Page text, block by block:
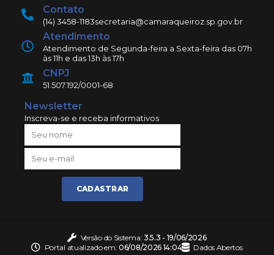
Contato
(14) 3458-1183secretaria@camaraqueiroz.sp.gov.br
Atendimento
Atendimento de Segunda-feira a Sexta-feira das 07h
às 11h e das 13h às 17h
CNPJ
51.507.192/0001-68
Newsletter
Inscreva-se e receba informativos
CADASTRAR
Versão do Sistema: 3.5.3 - 19/06/2026
Portal atualizado em:06/08/2026 14:04 Dados Abertos